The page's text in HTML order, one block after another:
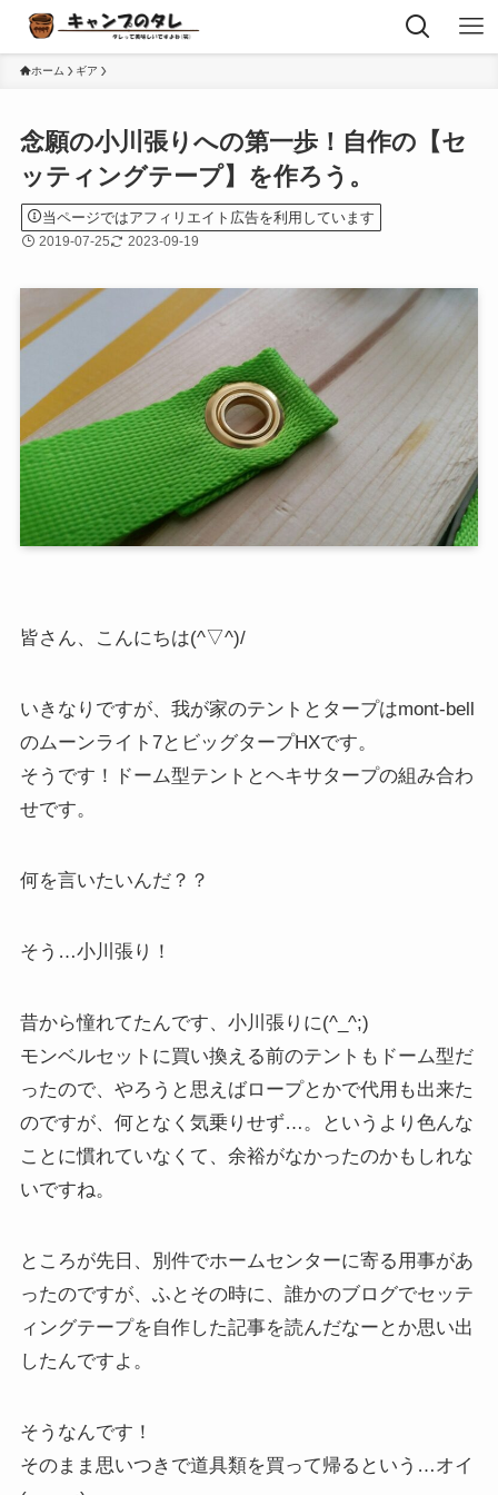
ホーム ギア
念願の小川張りへの第一歩！自作の【セ
ッティングテープ】を作ろう。
当ページではアフィリエイト広告を利用しています
2019-07-25 2023-09-19
皆さん、こんにちは(^▽^)/
いきなりですが、我が家のテントとタープはmont-bell
のムーンライト7とビッグタープHXです。
そうです！ドーム型テントとヘキサタープの組み合わ
せです。
何を言いたいんだ？？
そう…小川張り！
昔から憧れてたんです、小川張りに(^_^;)
モンベルセットに買い換える前のテントもドーム型だ
ったので、やろうと思えばロープとかで代用も出来た
のですが、何となく気乗りせず…。というより色んな
ことに慣れていなくて、余裕がなかったのかもしれな
いですね。
ところが先日、別件でホームセンターに寄る用事があ
ったのですが、ふとその時に、誰かのブログでセッテ
ィングテープを自作した記事を読んだなーとか思い出
したんですよ。
そうなんです！
そのまま思いつきで道具類を買って帰るという…オイ